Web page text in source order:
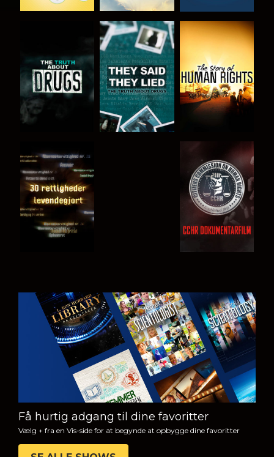
SE SE SE
SE SE
SE
UDFORSK
SERIEN
Få hurtig adgang til dine favoritter
Vælg + fra en Vis-side for at begynde at opbygge dine favoritter